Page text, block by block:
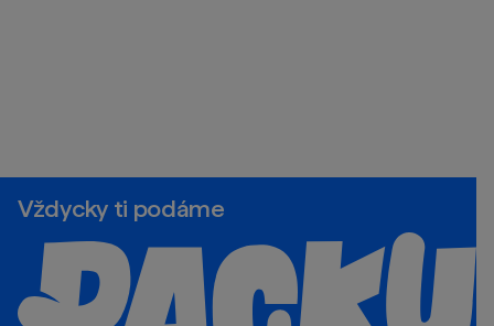
Vždycky ti podáme